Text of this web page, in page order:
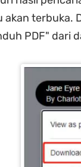
terbuka.
PDF" dari